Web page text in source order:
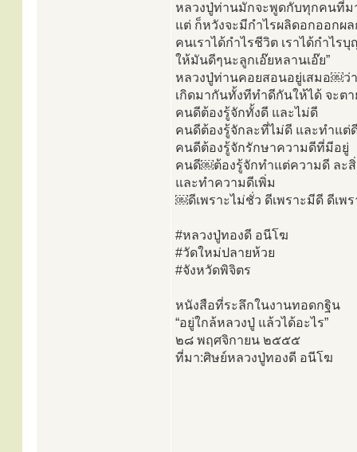
หลวงปู่ท่านมักจะพูดกับทุกคนที่ม
แต่ ก็หวังจะมีกำไรผลิดอกออกผล
คนเราได้กำไรชีวิต เราได้กำไร
ให้มันดีๆนะลูกเอ๊ยหลานเอ๊ย”
หลวงปู่ท่านคอยสอนอยู่เสมอ￼ว่
เกิดมากันทั้งทีทำดีกันให้ได้ จะต
คนดีต้องรู้จักทั้งดี และไม่ดี
คนดีต้องรู้จักละที่ไม่ดี และทำแต่
คนดีต้องรู้จักรักษาความดีที่มีอยู่
คนดี￼ต้องรู้จักทำแต่ความดี ละสิ่
และทำความดีเพิ่ม
￼ดีเพราะไม่ชั่ว ดีเพราะมีดี ดีเพ
#หลวงปู่ทองดี อนีโฆ
#วัดใหม่ปลายห้วย
#จังหวัดพิจิตร
หนังสือที่ระลึกในงานทอดกฐิน
“อยู่ใกล้หลวงปู่ แล้วได้อะไร”
๒๘ พฤศจิกายน ๒๕๕๕
ที่มา:ศิษย์หลวงปู่ทองดี อนีโฆ